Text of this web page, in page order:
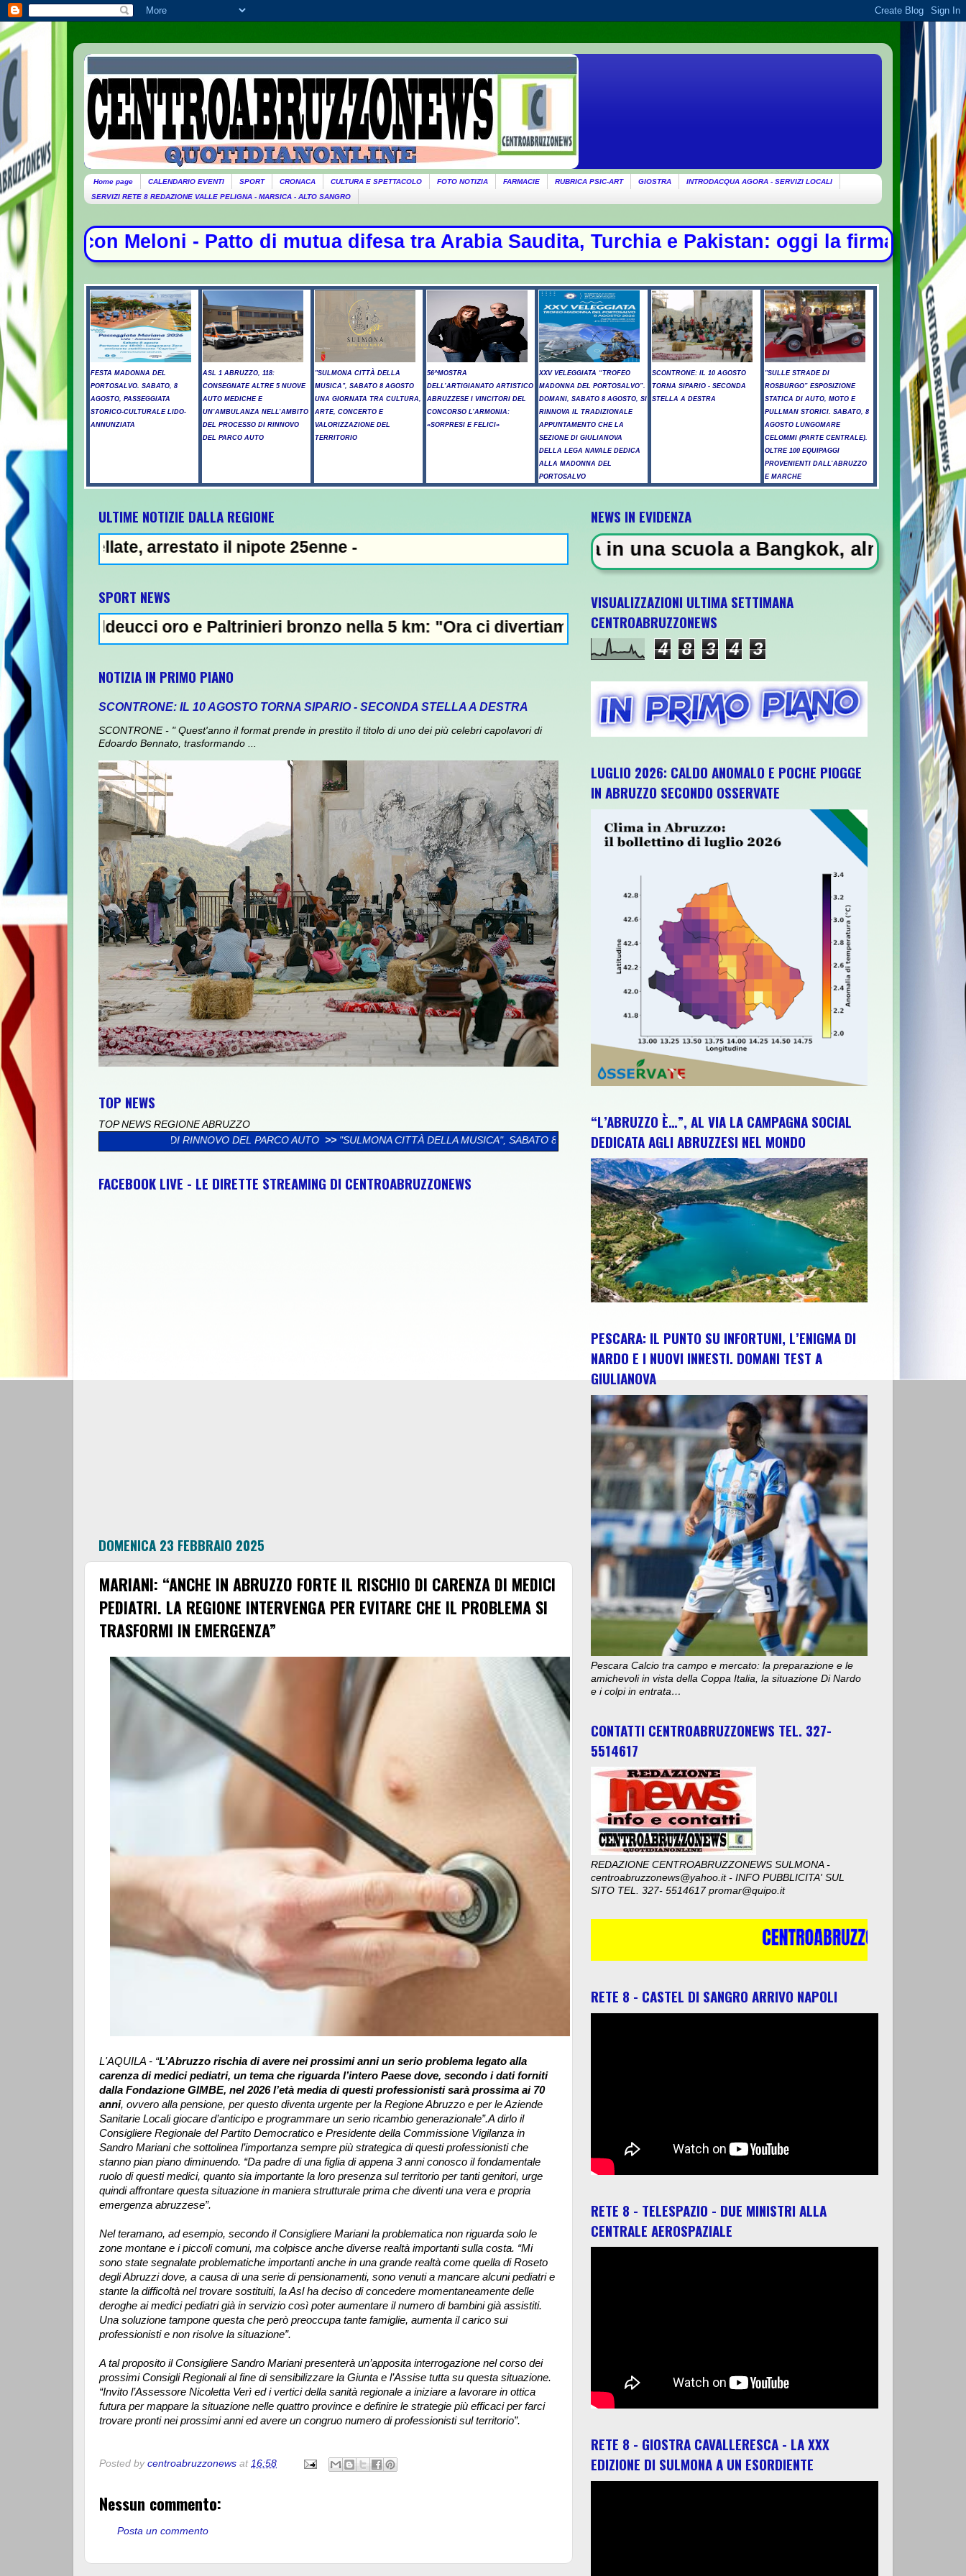
Home page CALENDARIO EVENTI SPORT CRONACA CULTURA E SPETTACOLO FOTO NOTIZIA FARMACIE RUBRICA PSIC-ART GIOSTRA
INTRODACQUA AGORA - SERVIZI LOCALI
SERVIZI RETE 8 REDAZIONE VALLE PELIGNA - MARSICA - ALTO SANGRO
di mutua difesa tra Arabia Saudita, Turchia e Pakistan: oggi la firma - Ondata di caldo per
FESTA MADONNA DEL
PORTOSALVO. SABATO, 8
AGOSTO, PASSEGGIATA
STORICO-CULTURALE LIDO-
ANNUNZIATA
ASL 1 ABRUZZO, 118:
CONSEGNATE ALTRE 5 NUOVE
AUTO MEDICHE E
UN’AMBULANZA NELL’AMBITO
DEL PROCESSO DI RINNOVO
DEL PARCO AUTO
"SULMONA CITTÀ DELLA
MUSICA", SABATO 8 AGOSTO
UNA GIORNATA TRA CULTURA,
ARTE, CONCERTO E
VALORIZZAZIONE DEL
TERRITORIO
56^MOSTRA
DELL’ARTIGIANATO ARTISTICO
ABRUZZESE I VINCITORI DEL
CONCORSO L’ARMONIA:
«SORPRESI E FELICI»
XXV VELEGGIATA “TROFEO
MADONNA DEL PORTOSALVO”.
DOMANI, SABATO 8 AGOSTO, SI
RINNOVA IL TRADIZIONALE
APPUNTAMENTO CHE LA
SEZIONE DI GIULIANOVA
DELLA LEGA NAVALE DEDICA
ALLA MADONNA DEL
PORTOSALVO
SCONTRONE: IL 10 AGOSTO
TORNA SIPARIO - SECONDA
STELLA A DESTRA
"SULLE STRADE DI
ROSBURGO” ESPOSIZIONE
STATICA DI AUTO, MOTO E
PULLMAN STORICI. SABATO, 8
AGOSTO LUNGOMARE
CELOMMI (PARTE CENTRALE).
OLTRE 100 EQUIPAGGI
PROVENIENTI DALL’ABRUZZO
E MARCHE
ULTIME NOTIZIE DALLA REGIONE
arrestato il nipote 25enne -
SPORT NEWS
oro e Paltrinieri bronzo nella 5 km: "Ora ci divertiamo in staffetta"- L'Italia U21 il 5 ottobre a Pescara l'ultima gara di
NOTIZIA IN PRIMO PIANO
SCONTRONE: IL 10 AGOSTO TORNA SIPARIO - SECONDA STELLA A DESTRA
SCONTRONE - " Quest'anno il format prende in prestito il titolo di uno dei più celebri capolavori di
Edoardo Bennato, trasformando ...
TOP NEWS
TOP NEWS REGIONE ABRUZZO
DI RINNOVO DEL PARCO AUTO >> "SULMONA CITTÀ DELLA MUSICA", SABATO 8 AGOSTO UNA GIORNATA TRA CULTURA, ARTE, CONCERTO E VALORIZZAZIONE DEL TERRITORIO
FACEBOOK LIVE - LE DIRETTE STREAMING DI CENTROABRUZZONEWS
DOMENICA 23 FEBBRAIO 2025
MARIANI: “ANCHE IN ABRUZZO FORTE IL RISCHIO DI CARENZA DI MEDICI
PEDIATRI. LA REGIONE INTERVENGA PER EVITARE CHE IL PROBLEMA SI
TRASFORMI IN EMERGENZA”
L'AQUILA - “L’Abruzzo rischia di avere nei prossimi anni un serio problema legato alla
carenza di medici pediatri, un tema che riguarda l’intero Paese dove, secondo i dati forniti
dalla Fondazione GIMBE, nel 2026 l’età media di questi professionisti sarà prossima ai 70
anni, ovvero alla pensione, per questo diventa urgente per la Regione Abruzzo e per le Aziende
Sanitarie Locali giocare d’anticipo e programmare un serio ricambio generazionale”.A dirlo il
Consigliere Regionale del Partito Democratico e Presidente della Commissione Vigilanza in
Sandro Mariani che sottolinea l’importanza sempre più strategica di questi professionisti che
stanno pian piano diminuendo. “Da padre di una figlia di appena 3 anni conosco il fondamentale
ruolo di questi medici, quanto sia importante la loro presenza sul territorio per tanti genitori, urge
quindi affrontare questa situazione in maniera strutturale prima che diventi una vera e propria
emergenza abruzzese”.
Nel teramano, ad esempio, secondo il Consigliere Mariani la problematica non riguarda solo le
zone montane e i piccoli comuni, ma colpisce anche diverse realtà importanti sulla costa. “Mi
sono state segnalate problematiche importanti anche in una grande realtà come quella di Roseto
degli Abruzzi dove, a causa di una serie di pensionamenti, sono venuti a mancare alcuni pediatri e
stante la difficoltà nel trovare sostituiti, la Asl ha deciso di concedere momentaneamente delle
deroghe ai medici pediatri già in servizio così poter aumentare il numero di bambini già assistiti.
Una soluzione tampone questa che però preoccupa tante famiglie, aumenta il carico sui
professionisti e non risolve la situazione”.
A tal proposito il Consigliere Sandro Mariani presenterà un’apposita interrogazione nel corso dei
prossimi Consigli Regionali al fine di sensibilizzare la Giunta e l’Assise tutta su questa situazione.
“Invito l’Assessore Nicoletta Verì ed i vertici della sanità regionale a iniziare a lavorare in ottica
futura per mappare la situazione nelle quattro province e definire le strategie più efficaci per farci
trovare pronti nei prossimi anni ed avere un congruo numero di professionisti sul territorio”.
Posted by centroabruzzonews at 16:58
Nessun commento:
Posta un commento
NEWS IN EVIDENZA
NEWS IN EVIDENZA - Sparatoria in una scuola a Bangkok, almeno 6 morti
VISUALIZZAZIONI ULTIMA SETTIMANA
CENTROABRUZZONEWS
4 8 3 4 3
LUGLIO 2026: CALDO ANOMALO E POCHE PIOGGE
IN ABRUZZO SECONDO OSSERVATE
“L’ABRUZZO È…”, AL VIA LA CAMPAGNA SOCIAL
DEDICATA AGLI ABRUZZESI NEL MONDO
PESCARA: IL PUNTO SU INFORTUNI, L’ENIGMA DI
NARDO E I NUOVI INNESTI. DOMANI TEST A
GIULIANOVA
Pescara Calcio tra campo e mercato: la preparazione e le
amichevoli in vista della Coppa Italia, la situazione Di Nardo
e i colpi in entrata…
CONTATTI CENTROABRUZZONEWS TEL. 327-
5514617
REDAZIONE CENTROABRUZZONEWS SULMONA -
centroabruzzonews@yahoo.it - INFO PUBBLICITA' SUL
SITO TEL. 327- 5514617 promar@quipo.it
RETE 8 - CASTEL DI SANGRO ARRIVO NAPOLI
RETE 8 - TELESPAZIO - DUE MINISTRI ALLA
CENTRALE AEROSPAZIALE
RETE 8 - GIOSTRA CAVALLERESCA - LA XXX
EDIZIONE DI SULMONA A UN ESORDIENTE